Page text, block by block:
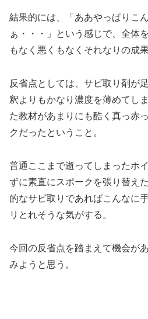
結果的には、「ああやっぱりこ
ぁ・・・」という感じで、全体
もなく悪くもなくそれなりの成
反省点としては、サビ取り剤が
釈よりもかなり濃度を薄めてし
た教材があまりにも酷く真っ赤
クだったということ。
普通ここまで逝ってしまったホ
ずに素直にスポークを張り替え
的なサビ取りであればこんなに
リとれそうな気がする。
今回の反省点を踏まえて機会が
みようと思う。